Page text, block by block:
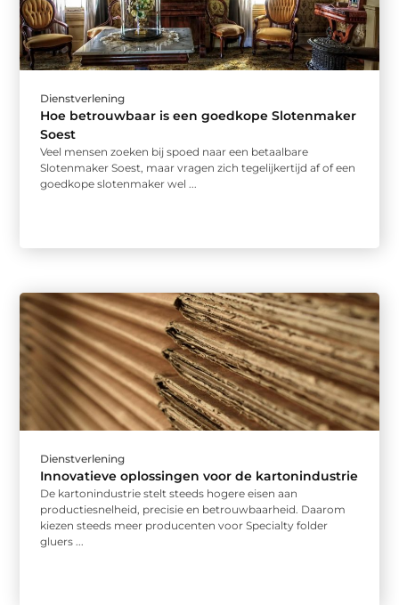
Dienstverlening
Hoe betrouwbaar is een goedkope Slotenmaker
Soest
Veel mensen zoeken bij spoed naar een betaalbare
Slotenmaker Soest, maar vragen zich tegelijkertijd af of een
goedkope slotenmaker wel ...
Dienstverlening
Innovatieve oplossingen voor de kartonindustrie
De kartonindustrie stelt steeds hogere eisen aan
productiesnelheid, precisie en betrouwbaarheid. Daarom
kiezen steeds meer producenten voor Specialty folder
gluers ...